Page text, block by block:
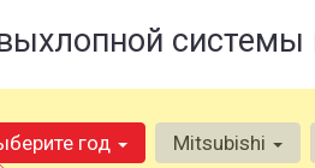
системы
год Mitsubishi